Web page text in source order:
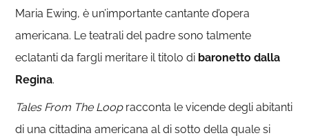
Maria Ewing, è un’importante cantante d’opera
americana. Le teatrali del padre sono talmente
eclatanti da fargli meritare il titolo di baronetto dalla
Regina.
Tales From The Loopracconta le vicende degli abitanti
di una cittadina americana al di sotto della quale si